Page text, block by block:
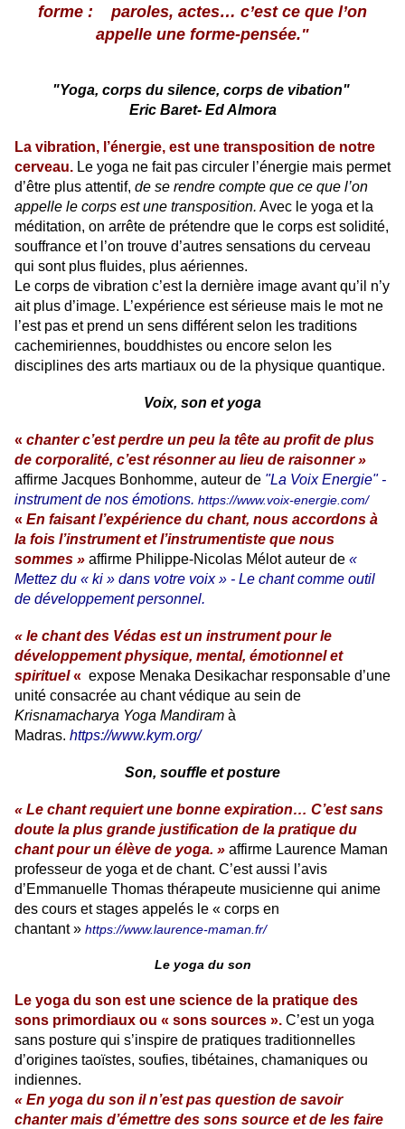
forme : paroles, actes… c’est ce que l’on
appelle une forme-pensée."
"Yoga, corps du silence, corps de vibation"
Eric Baret- Ed Almora
La vibration, l’énergie, est une transposition de notre
cerveau. Le yoga ne fait pas circuler l’énergie mais permet
d’être plus attentif, de se rendre compte que ce que l’on
appelle le corps est une transposition. Avec le yoga et la
méditation, on arrête de prétendre que le corps est solidité,
souffrance et l’on trouve d’autres sensations du cerveau
qui sont plus fluides, plus aériennes.
Le corps de vibration c’est la dernière image avant qu’il n’y
ait plus d’image. L’expérience est sérieuse mais le mot ne
l’est pas et prend un sens différent selon les traditions
cachemiriennes, bouddhistes ou encore selon les
disciplines des arts martiaux ou de la physique quantique.
Voix, son et yoga
« chanter c’est perdre un peu la tête au profit de plus
de corporalité, c’est résonner au lieu de raisonner »
affirme Jacques Bonhomme, auteur de "La Voix Energie" -
instrument de nos émotions. https://www.voix-energie.com/
« En faisant l’expérience du chant, nous accordons à
la fois l’instrument et l’instrumentiste que nous
sommes » affirme Philippe-Nicolas Mélot auteur de «
Mettez du « ki » dans votre voix » - Le chant comme outil
de développement personnel.
« le chant des Védas est un instrument pour le
développement physique, mental, émotionnel et
spirituel « expose Menaka Desikachar responsable d’une
unité consacrée au chant védique au sein de
Krisnamacharya Yoga Mandiram à
Madras. https://www.kym.org/
Son, souffle et posture
« Le chant requiert une bonne expiration… C’est sans
doute la plus grande justification de la pratique du
chant pour un élève de yoga. » affirme Laurence Maman
professeur de yoga et de chant. C’est aussi l’avis
d’Emmanuelle Thomas thérapeute musicienne qui anime
des cours et stages appelés le « corps en
chantant » https://www.laurence-maman.fr/
Le yoga du son
Le yoga du son est une science de la pratique des
sons primordiaux ou « sons sources ». C’est un yoga
sans posture qui s’inspire de pratiques traditionnelles
d’origines taoïstes, soufies, tibétaines, chamaniques ou
indiennes.
« En yoga du son il n’est pas question de savoir
chanter mais d’émettre des sons source et de les faire